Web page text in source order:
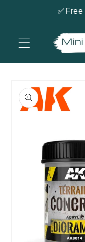
direct naar